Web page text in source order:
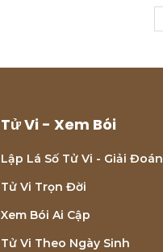
Tử Vi - Xem Bói
Lập Lá Số Tử Vi - Giải Đoán
Tử Vi Trọn Đời
Xem Bói Ai Cập
Tử Vi Theo Ngày Sinh